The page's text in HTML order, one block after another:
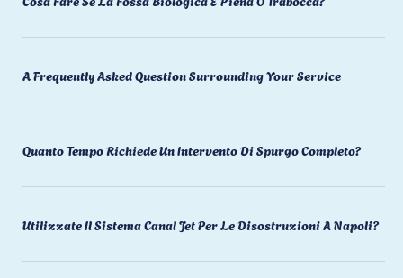
A Frequently Asked Question Surrounding Your Service
Quanto Tempo Richiede Un Intervento Di Spurgo Completo?
Utilizzate Il Sistema Canal Jet Per Le Disostruzioni A Napoli?